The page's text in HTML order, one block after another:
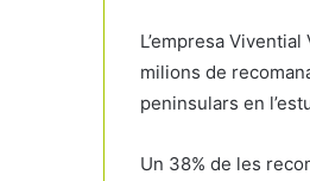
L’empresa
milions de
peninsulars en
Un 38% de les